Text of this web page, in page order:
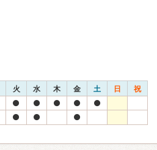
火 水 木 金 土 日 祝